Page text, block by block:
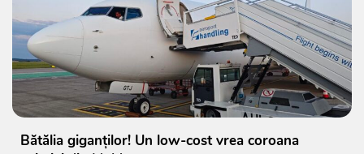
Bătălia giganților! Un low-cost vrea coroana